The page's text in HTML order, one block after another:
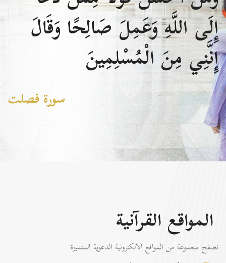
إِلَى اللَّهِ وَعَمِلَ صَالِحًا وَقَالَ
إِنَّنِي مِنَ الْمُسْلِمِينَ
سورة فصلت
المواقع القرآنية
تصفح مجموعة من المواقع الالكترونية الدعوية المتميزة